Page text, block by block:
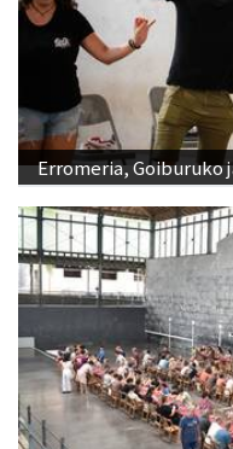
Erromeria, Goiburuko